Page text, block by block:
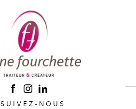
SUIVEZ-NOUS